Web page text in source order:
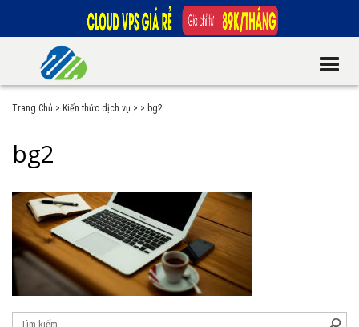
Trang Chủ > Kiến thức dịch vụ > > bg2
bg2